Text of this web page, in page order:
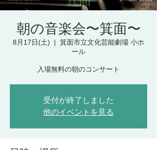
朝の音楽会〜箕面〜
8月17日(土)
  |
箕面市立文化芸能劇場 小ホ
ール
入場無料の朝のコンサート
受付が終了しました
他のイベントを見る